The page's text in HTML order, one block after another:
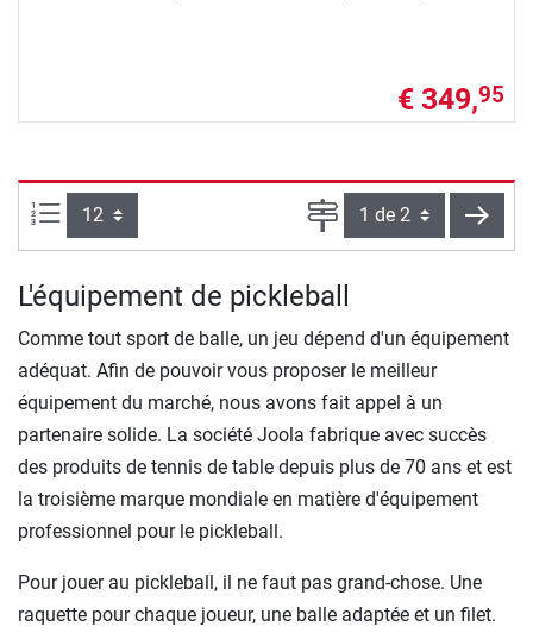
€ 349,95
Articles par page : Page
L'équipement de pickleball
Comme tout sport de balle, un jeu dépend d'un équipement
adéquat. Afin de pouvoir vous proposer le meilleur
équipement du marché, nous avons fait appel à un
partenaire solide. La société Joola fabrique avec succès
des produits de tennis de table depuis plus de 70 ans et est
la troisième marque mondiale en matière d'équipement
professionnel pour le pickleball.
Pour jouer au pickleball, il ne faut pas grand-chose. Une
raquette pour chaque joueur, une balle adaptée et un filet.